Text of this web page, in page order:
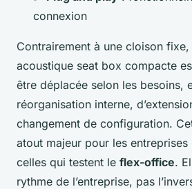
connexion
Contrairement à une cloison
acoustique seat box compacte
être déplacée selon les besoins,
réorganisation interne,
changement de configuration.
atout majeur pour les
celles qui testent le flex-office.
rythme de l’entreprise, pas